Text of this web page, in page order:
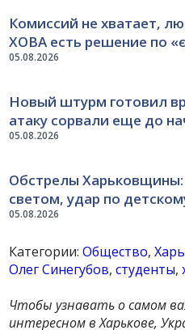
05.08.2026
Комиссий не хватает,
ХОВА есть решение по
05.08.2026
Новый штурм готовил
атаку сорвали еще до
05.08.2026
Обстрелы
светом, удар по
Категории:Общество,
Олег Синегубов,студенты,
Чтобы узнавать о самом
интересном в Харькове,